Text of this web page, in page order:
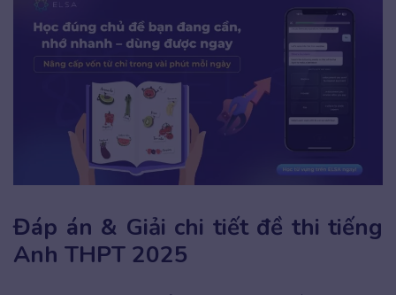
Đáp án & Giải chi tiết đề thi tiếng
Anh THPT 2025